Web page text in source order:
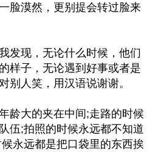
脸漠然，更别提会转过脸来
发现，无论什么时候，他们
样子，无论遇到好事或者是
别人笑，用汉语说谢谢。
龄大的夹在中间;走路的时候
伍;拍照的时候永远都不知道
永远都是把口袋里的东西挨